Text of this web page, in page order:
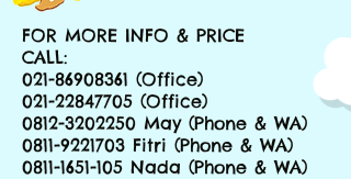
FOR MORE INFO & PRICE
CALL:
021-86908361 (Office)
021-22847705 (Office)
0812-3202250 May (Phone & WA)
0811-9221703 Fitri (Phone & WA)
0811-1651-105 Nada (Phone & WA)